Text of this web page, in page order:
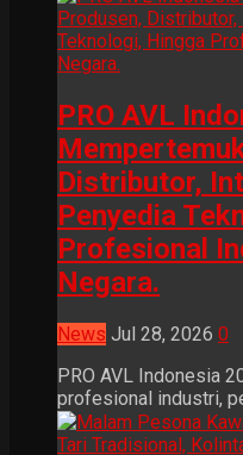
PRO AVL
Distributor,
Penyedia
Profesional
Negara.
News Jul 28, 2026 0
PRO AVL Indonesia
profesional industri,